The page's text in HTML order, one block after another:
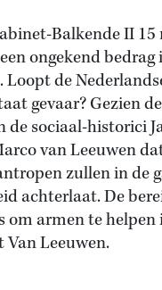
Balkende II
ongekend bedrag
Loopt de
gevaar? Gezien
de sociaal-historici
van Leeuwen
zullen in de
achterlaat. De
om armen te
Van Leeuwen.